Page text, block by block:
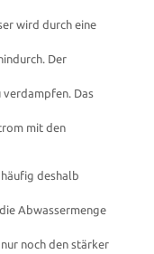
wird durch eine
Der
verdampfen. Das
mit den
deshalb
Abwassermenge
noch den stärker